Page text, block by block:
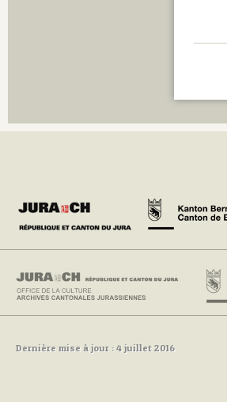
Dernière mise à jour : 4 juillet 2016